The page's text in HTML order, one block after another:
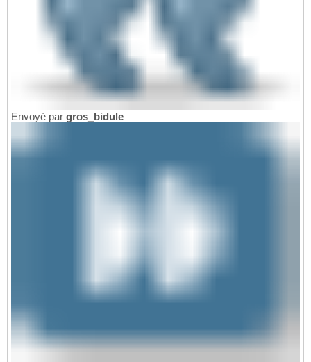
Envoyé par gros_bidule